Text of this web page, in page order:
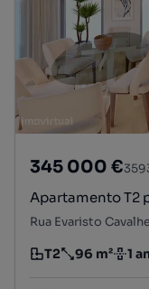
345 000 €
Apartamento T2
Rua Evaristo
Tipologia
T2
Preço por metro
96 m²
Andar 1